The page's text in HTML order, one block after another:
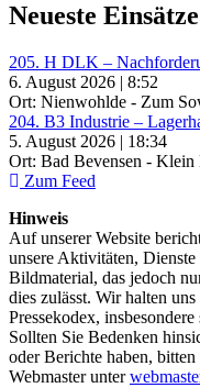
Neueste Einsätze
205. H DLK –
6. August 2026 | 8:52
Ort: Nienwohlde - Zum
204. B3 Industrie –
5. August 2026 | 18:34
Ort: Bad Bevensen - Klein
Zum Feed
Hinweis
Auf unserer Website
unsere Aktivitäten,
Bildmaterial, das jedoch
dies zulässt. Wir halten
Pressekodex,
Sollten Sie Bedenken
oder Berichte haben,
Webmaster unter